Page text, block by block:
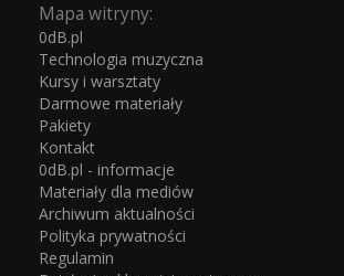
Mapa witryny:
0dB.pl
Technologia muzyczna
Kursy i warsztaty
Darmowe materiały
Pakiety
Kontakt
0dB.pl - informacje
Materiały dla mediów
Archiwum aktualności
Polityka prywatności
Regulamin